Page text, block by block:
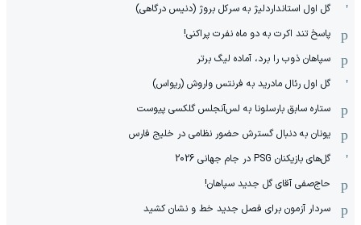
گل اول استانداردلیژ به سرکل بروژ (دنیس درگاهی)
پاسخ تند اکرت به دو ماه نفرت پراکنی!
سپاهان ذوب را برد، آماده لیگ برتر
گل اول رئال مادرید به فرنتس واروش (ریواس)
ستاره سابق بارسلونا به لس‌آنجلس گلکسی پیوست
یونان به دنبال گسترش حضور نظامی در خلیج فارس
گل‌های بازیکنان PSG در جام جهانی 2026
حاج‌صفی آقای گل جدید سپاهان!
سردار آزمون برای فصل جدید خط و نشان کشید